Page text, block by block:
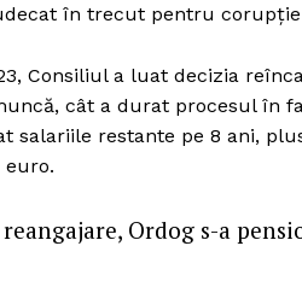
în trecut pentru
Consiliul a luat decizia
cât a durat procesul în
salariile restante pe 8 ani,
euro.
Ordog s-a